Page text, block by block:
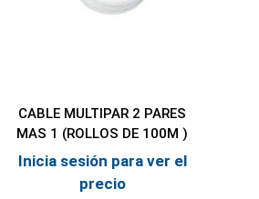
CABLE MULTIPAR 2 PARES
MAS 1 (ROLLOS DE 100M )
Inicia sesión para ver el
precio